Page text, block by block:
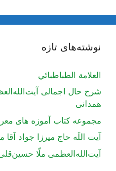
نوشته‌های تازه
العلامة الطباطبائي
شرح حال اجمالی
همدانی
مجموعه کتاب آموزه های
آیت اللَه حاج میرزا جواد آقا
آیت‌الله‌العظمی ملّا